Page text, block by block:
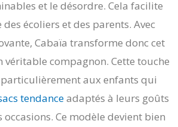
et le désordre. Cela facilite
écoliers et des parents. Avec
Cabaïa transforme donc cet
compagnon. Cette touche
aux enfants qui
tendanceadaptés à leurs goûts
Ce modèle devient bien